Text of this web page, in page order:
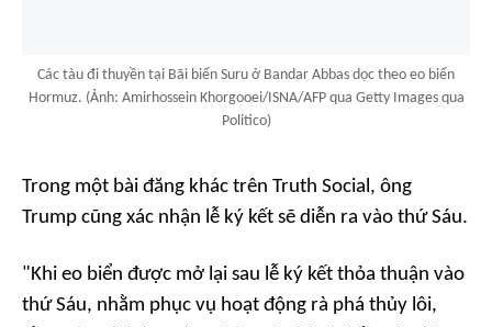
Các tàu đi thuyền tại Bãi biển Suru ở Bandar Abbas dọc theo eo biển
Hormuz. (Ảnh: Amirhossein Khorgooei/ISNA/AFP qua Getty Images qua
Politico)
Trong một bài đăng khác trên Truth Social, ông
Trump cũng xác nhận lễ ký kết sẽ diễn ra vào thứ Sáu.
"Khi eo biển được mở lại sau lễ ký kết thỏa thuận vào
thứ Sáu, nhằm phục vụ hoạt động rà phá thủy lôi,